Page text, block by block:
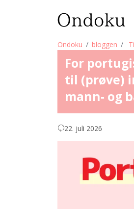
Ondoku bloggen
For
til (prøve)
mann- og
22. juli 2026